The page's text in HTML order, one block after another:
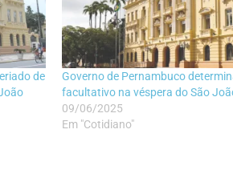
de
Governo de Pernambuco
facultativo na véspera do São
09/06/2025
Em "Cotidiano"